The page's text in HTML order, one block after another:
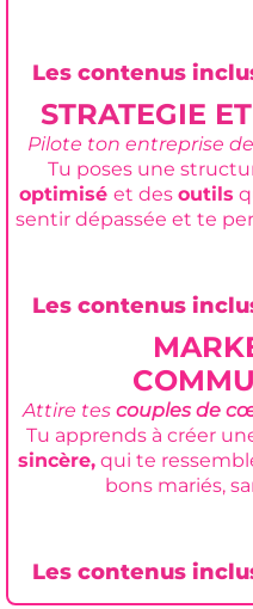
Les contenus
+Clarifier la vision
veux construire, ce
place que ton
+Reprendre
d’entreprise,
naturel et
sans finir totalement
mariage ou chaque
+Travailler ton
réussite et à la
freiner au moment
STRATEGIE
Pilote ton entreprise
Tu poses une
optimisé et des outils
sentir dépassée et te
Les contenus
+ Définir tes
respectant ton
priorités de
+ Comprendre les
pour arrêter de
façon naturelle de
semaines sans courir
Attire tes couples de
Tu apprends à créer
sincère,qui te
bons mariés,
Les contenus
+Clarifier ton